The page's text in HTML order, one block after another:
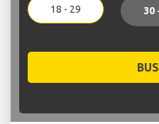
18 - 29 30